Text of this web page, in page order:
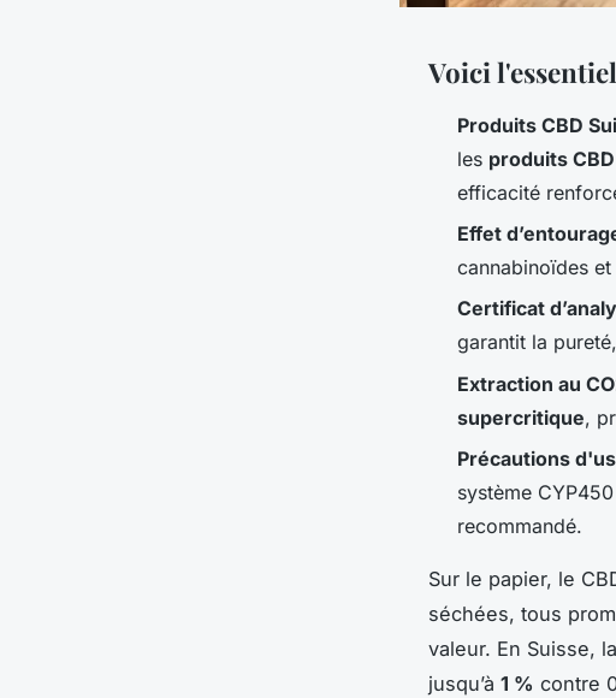
Voici l'essentiel
Produits CBD
les produits
efficacité
Effet
cannabinoïdes
Certificat
garantit la
Extraction au
supercritique,
Précautions
système
recommandé.
Sur le papier, le
séchées, tous
valeur. En Suisse,
jusqu’à 1 % contre